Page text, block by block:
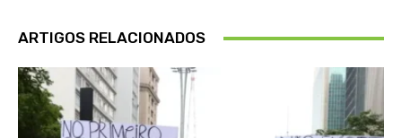
ARTIGOS RELACIONADOS